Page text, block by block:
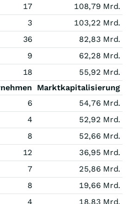
17
108,79 Mrd.
3
103,22 Mrd.
36
82,83 Mrd.
9
62,28 Mrd.
18
55,92 Mrd.
Marktkapitalisierung
6
54,76 Mrd.
4
52,92 Mrd.
8
52,66 Mrd.
12
36,95 Mrd.
7
25,86 Mrd.
8
19,66 Mrd.
4
18,83 Mrd.